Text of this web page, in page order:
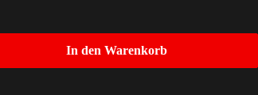
In den Warenkorb